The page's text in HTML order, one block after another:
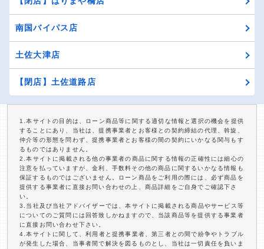
南国バイパス店
土佐大津店
【閉店】土佐道路店
1.本サイトの目的は、ローン商品等に関する適切な情報と選択の機会を提供
することにあり、当社は、提携事業者とお客様との契約締結の代理、斡旋、
仲介等の形態を問わず、提携事業者とお客様の間の契約にいかなる関与もす
るものではありません。
2.本サイトに掲載される他の事業者の商品に関する情報の正確性には細心の
注意を払っていますが、金利、手数料その他の商品に関するいかなる情報も
保証するものではございません。ローン商品をご利用の際には、必ず商品を
提供する事業者に直接お問い合わせの上、商品詳細をご自身でご確認下さ
い。
3.当社及び当社アドバイザーでは、本サイトに掲載される商品やサービス等
についてのご質問には回答致しかねますので、当該商品等を提供する事業者
に直接お問い合わせ下さい。
4.本サイトに関して、利用者と提携事業者、第三者との間で紛争やトラブル
が発生した場合、当事者間で解決を図るものとし、当社は一切責任を負いま